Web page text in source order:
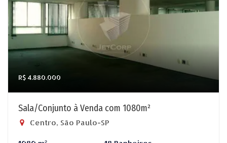
R$ 4.880.000
Sala/Conjunto à Venda com 1080m²
Centro, São Paulo-SP